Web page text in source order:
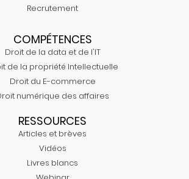
Recrutement
COMPÉTENCES
Droit de la data et de l'IT
de la propriété Intellectuelle
Droit du E-commerce
numérique des affaires
RESSOURCES
Articles et brèves
Vidéos
Livres blancs